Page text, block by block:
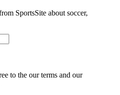
SportsSite about soccer,
to the our terms and our